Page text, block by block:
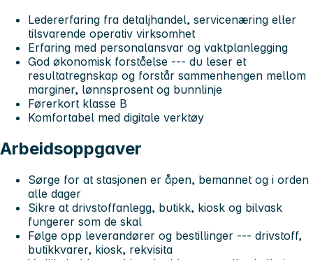
Ledererfaring fra detaljhandel, servicenæring eller
tilsvarende operativ virksomhet
Erfaring med personalansvar og vaktplanlegging
God økonomisk forståelse --- du leser et
resultatregnskap og forstår sammenhengen mellom
marginer, lønnsprosent og bunnlinje
Førerkort klasse B
Komfortabel med digitale verktøy
Arbeidsoppgaver
Sørge for at stasjonen er åpen, bemannet og i orden
alle dager
Sikre at drivstoffanlegg, butikk, kiosk og bilvask
fungerer som de skal
Følge opp leverandører og bestillinger --- drivstoff,
butikkvarer, kiosk, rekvisita